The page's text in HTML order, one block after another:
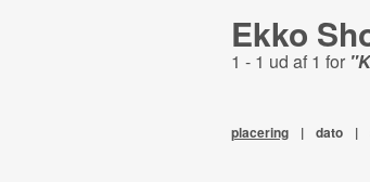
Ekko
1 - 1 ud af 1 for
placering | dato |